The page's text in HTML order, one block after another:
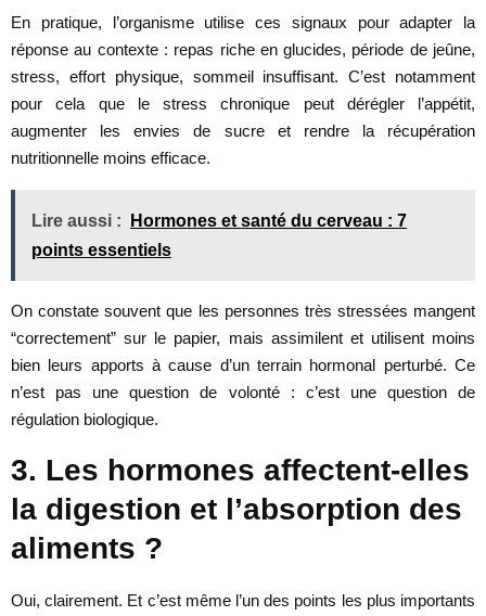
En pratique, l’organisme utilise ces signaux pour adapter la
réponse au contexte : repas riche en glucides, période de jeûne,
stress, effort physique, sommeil insuffisant. C’est notamment
pour cela que le stress chronique peut dérégler l’appétit,
augmenter les envies de sucre et rendre la récupération
nutritionnelle moins efficace.
Lire aussi :
Hormones et santé du cerveau : 7
points essentiels
On constate souvent que les personnes très stressées mangent
“correctement” sur le papier, mais assimilent et utilisent moins
bien leurs apports à cause d’un terrain hormonal perturbé. Ce
n’est pas une question de volonté : c’est une question de
régulation biologique.
3. Les hormones affectent-elles
la digestion et l’absorption des
aliments ?
Oui, clairement. Et c’est même l’un des points les plus importants